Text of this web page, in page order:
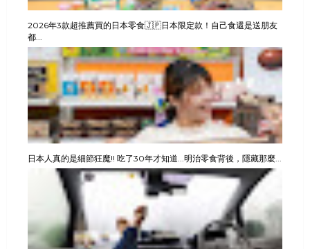
2026年3款超推薦買的日本零食🇯🇵日本限定款！自己食還是送朋友
都...
日本人真的是細節狂魔!! 吃了30年才知道...明治零食背後，隱藏那麼...